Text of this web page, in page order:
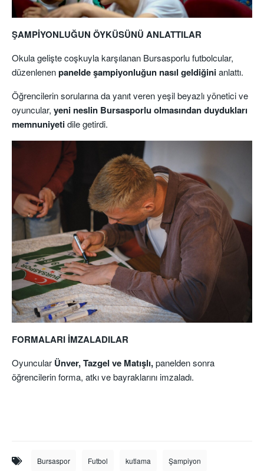
ŞAMPİYONLUĞUN ÖYKÜSÜNÜ ANLATTILAR
Okula gelişte coşkuyla karşılanan Bursasporlu futbolcular,
düzenlenenpanelde şampiyonluğun nasıl geldiğinianlattı.
Öğrencilerin sorularına da yanıt veren yeşil beyazlı yönetici ve
oyuncular, yeni neslin Bursasporlu olmasından duydukları
memnuniyetidile getirdi.
FORMALARI İMZALADILAR
Oyuncular Ünver, Tazgel ve Matışlı,panelden sonra
öğrencilerin forma, atkı ve bayraklarını imzaladı.
Bursaspor Futbol kutlama Şampiyon